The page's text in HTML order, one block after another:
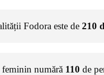
Fodora este de 210
numără 110 de